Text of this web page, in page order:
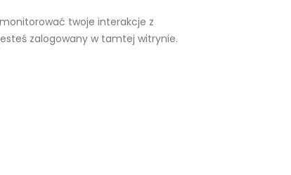
twoje interakcje z
zalogowany w tamtej witrynie.